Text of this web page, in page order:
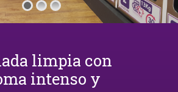
limpia con
intenso y